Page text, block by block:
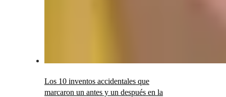
Los 10 inventos accidentales que
marcaron un antes y un después en la